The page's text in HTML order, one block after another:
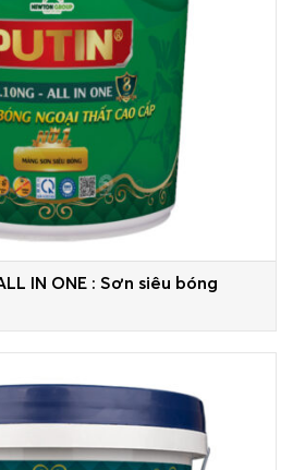
IN ONE : Sơn siêu bóng